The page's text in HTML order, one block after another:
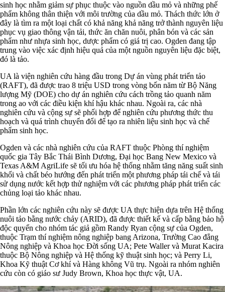
sinh học nhằm giảm sự phục thuộc vào nguồn dầu mỏ và những phế
phẩm không thân thiện với môi trường của dầu mỏ. Thách thức lớn ở
đây là tìm ra một loại chất có khả năng khả năng trở thành nguyên liệu
phục vụ giao thông vận tải, thức ăn chăn nuôi, phân bón và các sản
phẩm như nhựa sinh học, dược phẩm có giá trị cao. Ogden đang tập
trung vào việc xác định hiệu quả của một nguồn nguyên liệu đặc biệt,
đó là tảo.
UA là viện nghiên cứu hàng đầu trong Dự án vùng phát triển tảo
(RAFT), đã được trao 8 triệu USD trong vòng bốn năm từ Bộ Năng
lượng Mỹ (DOE) cho dự án nghiên cứu cách trồng tảo quanh năm
trong ao với các điều kiện khí hậu khác nhau. Ngoài ra, các nhà
nghiên cứu và cộng sự sẽ phối hợp để nghiên cứu phương thức thu
hoạch và quá trình chuyển đổi để tạo ra nhiên liệu sinh học và chế
phẩm sinh học.
Ogden và các nhà nghiên cứu của RAFT thuộc Phòng thí nghiệm
quốc gia Tây Bắc Thái Bình Dương, Đại học Bang New Mexico và
Texas A&M AgriLife sẽ tối ưu hóa hệ thống nhằm tăng năng suất sinh
khối và chất béo hướng đến phát triển một phương pháp tái chế và tái
sử dụng nước kết hợp thử nghiệm với các phương pháp phát triển các
chủng loại tảo khác nhau.
Phần lớn các nghiên cứu này sẽ được UA thực hiện dựa trên Hệ thống
nuôi tảo bằng nước chảy (ARID), đã được thiết kế và cấp bằng bảo hộ
độc quyển cho nhóm tác giả gồm Randy Ryan cộng sự của Ogden,
thuộc Trạm thí nghiệm nông nghiệp bang Arizona, Trường Cao đẳng
Nông nghiệp và Khoa học Đời sống UA; Pete Waller và Murat Kacira
thuộc Bộ Nông nghiệp và Hệ thống kỹ thuật sinh học; và Perry Li,
Khoa Kỹ thuật Cơ khí và Hàng không Vũ trụ. Ngoài ra nhóm nghiên
cứu còn có giáo sư Judy Brown, Khoa học thực vật, UA.